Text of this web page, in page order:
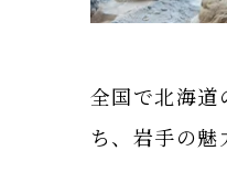
全国で北海道
ち、岩手の魅